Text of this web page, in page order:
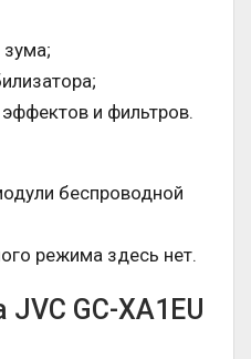
и фильтров.
беспроводной
режима здесь нет.
GC-XA1EU